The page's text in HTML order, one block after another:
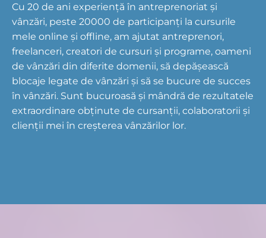
Cu 20 de ani experiență în antreprenoriat și
vânzări, peste 20000 de participanți la cursurile
mele online și offline, am ajutat antreprenori,
freelanceri, creatori de cursuri și programe, oameni
de vânzări din diferite domenii, să depășească
blocaje legate de vânzări și să se bucure de succes
în vânzări. Sunt bucuroasă și mândră de rezultatele
extraordinare obținute de cursanții, colaboratorii și
clienții mei în creșterea vânzărilor lor.